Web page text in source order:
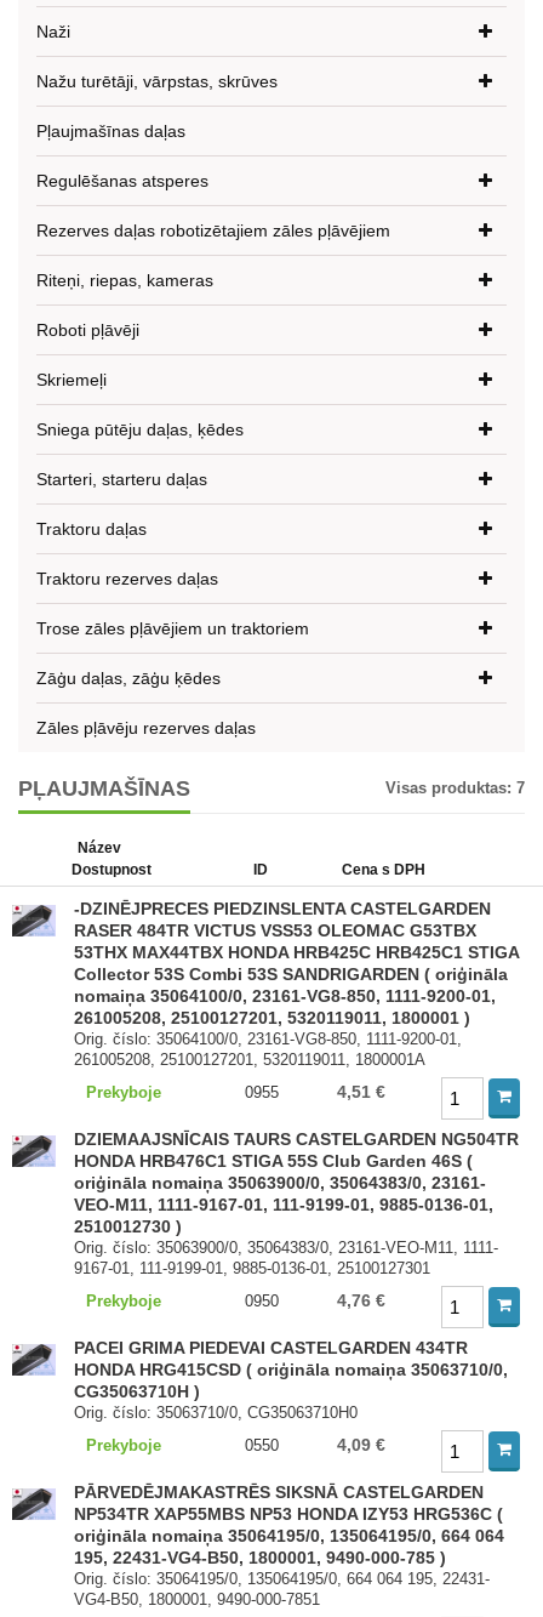
Naži
Nažu turētāji, vārpstas, skrūves
Pļaujmašīnas daļas
Regulēšanas atsperes
Rezerves daļas robotizētajiem zāles pļāvējiem
Riteņi, riepas, kameras
Roboti pļāvēji
Skriemeļi
Sniega pūtēju daļas, ķēdes
Starteri, starteru daļas
Traktoru daļas
Traktoru rezerves daļas
Trose zāles pļāvējiem un traktoriem
Zāģu daļas, zāģu ķēdes
Zāles pļāvēju rezerves daļas
PĻAUJMAŠĪNAS Visas produktas: 7
Název
Dostupnost
ID Cena s DPH
-DZINĒJPRECES PIEDZINSLENTA CASTELGARDEN
RASER 484TR VICTUS VSS53 OLEOMAC G53TBX
53THX MAX44TBX HONDA HRB425C HRB425C1 STIGA
Collector 53S Combi 53S SANDRIGARDEN ( oriģināla
nomaiņa 35064100/0, 23161-VG8-850, 1111-9200-01,
261005208, 25100127201, 5320119011, 1800001 )
Orig. číslo: 35064100/0, 23161-VG8-850, 1111-9200-01,
261005208, 25100127201, 5320119011, 1800001A
Prekyboje
0955 4,51 €
DZIEMAAJSNĪCAIS TAURS CASTELGARDEN NG504TR
HONDA HRB476C1 STIGA 55S Club Garden 46S (
oriģināla nomaiņa 35063900/0, 35064383/0, 23161-
VEO-M11, 1111-9167-01, 111-9199-01, 9885-0136-01,
2510012730 )
Orig. číslo: 35063900/0, 35064383/0, 23161-VEO-M11, 1111-
9167-01, 111-9199-01, 9885-0136-01, 25100127301
Prekyboje
0950 4,76 €
PACEI GRIMA PIEDEVAI CASTELGARDEN 434TR
HONDA HRG415CSD ( oriģināla nomaiņa 35063710/0,
CG35063710H )
Orig. číslo: 35063710/0, CG35063710H0
Prekyboje
0550 4,09 €
PĀRVEDĒJMAKASTRĒS SIKSNĀ CASTELGARDEN
NP534TR XAP55MBS NP53 HONDA IZY53 HRG536C (
oriģināla nomaiņa 35064195/0, 135064195/0, 664 064
195, 22431-VG4-B50, 1800001, 9490-000-785 )
Orig. číslo: 35064195/0, 135064195/0, 664 064 195, 22431-
VG4-B50, 1800001, 9490-000-7851